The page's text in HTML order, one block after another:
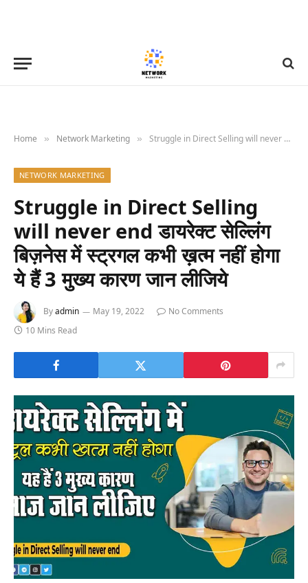
Home » Network Marketing » Struggle in Direct Selling will never end डायरेक्ट सेल्लिंग बिज़नेस में स्ट्रगल कभी ख़त्म नहीं होगा ये हैं 3 मुख्य कारण जान लीजिये
NETWORK MARKETING
Struggle in Direct Selling
will never end डायरेक्ट सेल्लिंग
बिज़नेस में स्ट्रगल कभी ख़त्म नहीं होगा
ये हैं 3 मुख्य कारण जान लीजिये
Byadmin May 19, 2022
No Comments
10 Mins Read